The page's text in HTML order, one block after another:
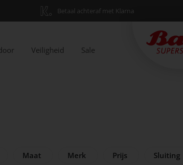
Betaal achteraf met Klarna
Veiligheid Sale
Maat Merk Prijs Sluiting